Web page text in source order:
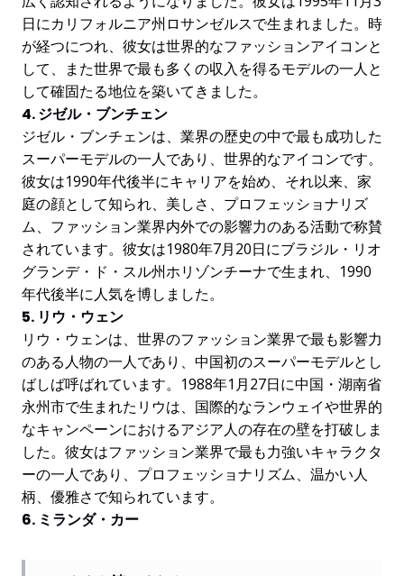
日にカリフォルニア州ロサンゼルスで生まれました。時
が経つにつれ、彼女は世界的なファッションアイコンと
して、また世界で最も多くの収入を得るモデルの一人と
して確固たる地位を築いてきました。
4. ジゼル・ブンチェン
ジゼル・ブンチェンは、業界の歴史の中で最も成功した
スーパーモデルの一人であり、世界的なアイコンです。
彼女は1990年代後半にキャリアを始め、それ以来、家
庭の顔として知られ、美しさ、プロフェッショナリズ
ム、ファッション業界内外での影響力のある活動で称賛
されています。彼女は1980年7月20日にブラジル・リオ
グランデ・ド・スル州ホリゾンチーナで生まれ、1990
年代後半に人気を博しました。
5. リウ・ウェン
リウ・ウェンは、世界のファッション業界で最も影響力
のある人物の一人であり、中国初のスーパーモデルとし
ばしば呼ばれています。1988年1月27日に中国・湖南省
永州市で生まれたリウは、国際的なランウェイや世界的
なキャンペーンにおけるアジア人の存在の壁を打破しま
した。彼女はファッション業界で最も力強いキャラクタ
ーの一人であり、プロフェッショナリズム、温かい人
柄、優雅さで知られています。
6. ミランダ・カー